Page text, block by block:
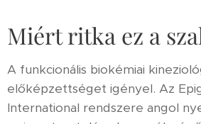
Miért ritka ez a
A funkcionális biokémiai
előképzettséget igényel. Az
International rendszere angol